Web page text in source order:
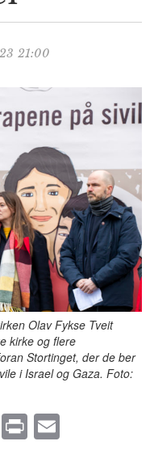
21:00
Olav Fykse Tveit
kirke og flere
Stortinget, der de ber
i Israel og Gaza. Foto:
T P